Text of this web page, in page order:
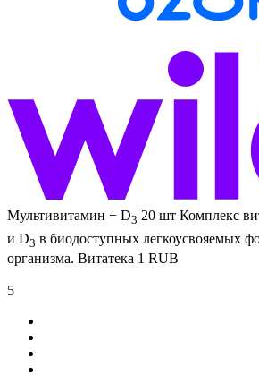
Мультивитамин + D3 20 шт Комплекс
и D3 в биодоступных легкоусвояемых
организма. Витатека 1 RUB
5